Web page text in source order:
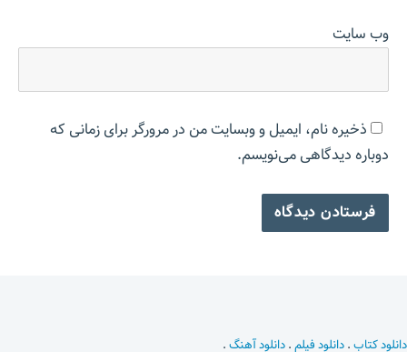
وب‌ سایت
ذخیره نام، ایمیل و وبسایت من در مرورگر برای زمانی که
دوباره دیدگاهی می‌نویسم.
دانلود کتاب.دانلود فیلم.دانلود آهنگ.